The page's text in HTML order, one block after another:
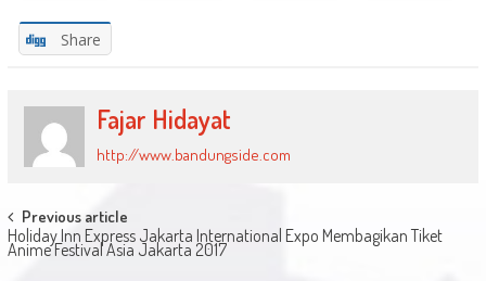
Share
Fajar Hidayat
http://www.bandungside.com
Post
navigation
Previous article
Holiday Inn Express Jakarta International Expo Membagikan Tiket
Anime Festival Asia Jakarta 2017